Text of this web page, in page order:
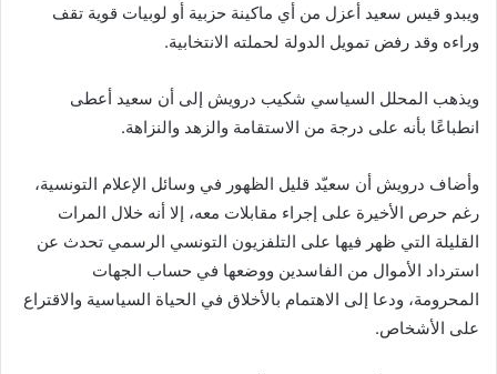
ويبدو قيس سعيد أعزل من أي ماكينة حزبية أو لوبيات قوية تقف
وراءه وقد رفض تمويل الدولة لحملته الانتخابية.
ويذهب المحلل السياسي شكيب درويش إلى أن سعيد أعطى
انطباعًا بأنه على درجة من الاستقامة والزهد والنزاهة.
وأضاف درويش أن سعيّد قليل الظهور في وسائل الإعلام التونسية،
رغم حرص الأخيرة على إجراء مقابلات معه، إلا أنه خلال المرات
القليلة التي ظهر فيها على التلفزيون التونسي الرسمي تحدث عن
استرداد الأموال من الفاسدين ووضعها في حساب الجهات
المحرومة، ودعا إلى الاهتمام بالأخلاق في الحياة السياسية والاقتراع
على الأشخاص.